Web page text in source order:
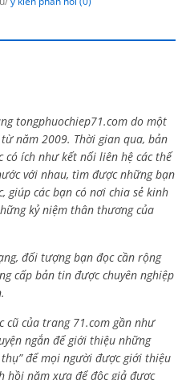
tongphuochiep71.com do một
năm 2009. Thời gian qua, bản
có ích như kết nối liên hệ các thế
với nhau, tìm được những bạn
giúp các bạn có nơi chia sẻ kinh
kỷ niệm thân thương của
đối tượng bạn đọc cần rộng
cấp bản tin được chuyên nghiệp
cũ của trang 71.com gần như
ngắn để giới thiệu những
để mọi người được giới thiệu
hồi năm xưa để độc giả được